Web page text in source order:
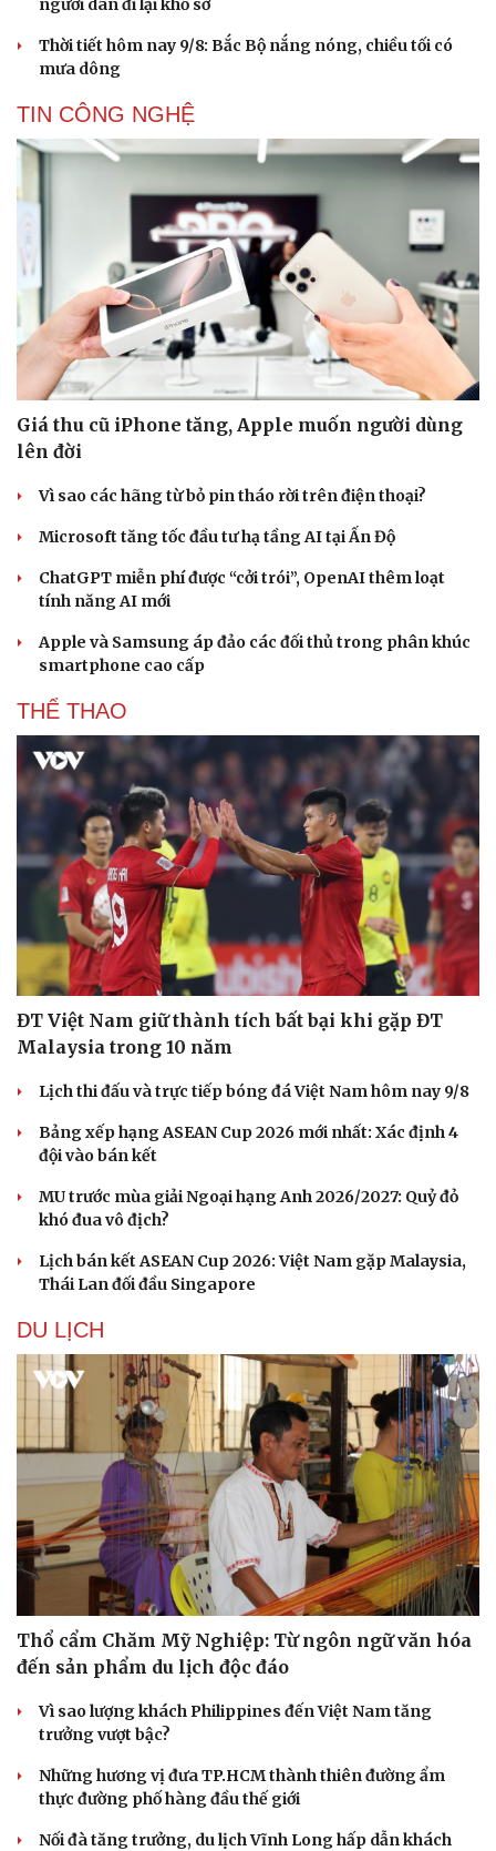
Du lịch
Tư vấn
Săn Tour
check-in
Podcast
Câu chuyện thời sự
Đọc truyện đêm khuya
Cửa sổ tình yêu
Kể chuyện cho bé
Hạt giống tâm hồn
người dân đi lại khổ sở
Thời tiết hôm nay 9/8: Bắc Bộ nắng nóng, chiều tối có
mưa dông
TIN CÔNG NGHỆ
Giá thu cũ iPhone tăng, Apple muốn người dùng
lên đời
Vì sao các hãng từ bỏ pin tháo rời trên điện thoại?
Microsoft tăng tốc đầu tư hạ tầng AI tại Ấn Độ
ChatGPT miễn phí được “cởi trói”, OpenAI thêm loạt
tính năng AI mới
Apple và Samsung áp đảo các đối thủ trong phân khúc
smartphone cao cấp
THỂ THAO
ĐT Việt Nam giữ thành tích bất bại khi gặp ĐT
Malaysia trong 10 năm
Lịch thi đấu và trực tiếp bóng đá Việt Nam hôm nay 9/8
Bảng xếp hạng ASEAN Cup 2026 mới nhất: Xác định 4
đội vào bán kết
MU trước mùa giải Ngoại hạng Anh 2026/2027: Quỷ đỏ
khó đua vô địch?
Lịch bán kết ASEAN Cup 2026: Việt Nam gặp Malaysia,
Thái Lan đối đầu Singapore
DU LỊCH
Thổ cẩm Chăm Mỹ Nghiệp: Từ ngôn ngữ văn hóa
đến sản phẩm du lịch độc đáo
Vì sao lượng khách Philippines đến Việt Nam tăng
trưởng vượt bậc?
Những hương vị đưa TP.HCM thành thiên đường ẩm
thực đường phố hàng đầu thế giới
Nối đà tăng trưởng, du lịch Vĩnh Long hấp dẫn khách